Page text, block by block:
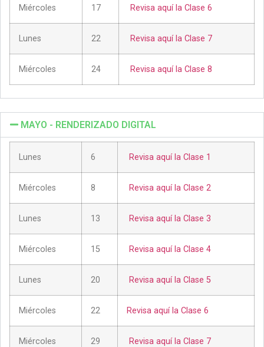
Miércoles 17 Revisa aquí la Clase 6
Lunes 22 Revisa aquí la Clase 7
Miércoles 24 Revisa aquí la Clase 8
MAYO - RENDERIZADO DIGITAL
Lunes 6 Revisa aquí la Clase 1
Miércoles 8 Revisa aquí la Clase 2
Lunes 13 Revisa aquí la Clase 3
Miércoles 15 Revisa aquí la Clase 4
Lunes 20 Revisa aquí la Clase 5
Miércoles 22 Revisa aquí la Clase 6
Miércoles 29 Revisa aquí la Clase 7